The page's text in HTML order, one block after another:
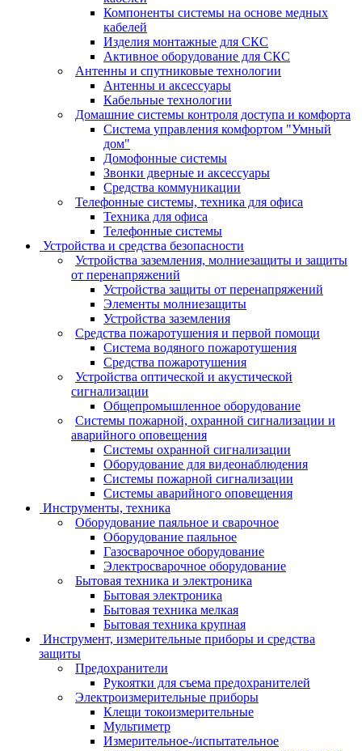
Компоненты системы на основе медных
кабелей
Изделия монтажные для СКС
Активное оборудование для СКС
Антенны и спутниковые технологии
Антенны и аксессуары
Кабельные технологии
Домашние системы контроля доступа и комфорта
Система управления комфортом "Умный
дом"
Домофонные системы
Звонки дверные и аксессуары
Средства коммуникации
Телефонные системы, техника для офиса
Техника для офиса
Телефонные системы
Устройства и средства безопасности
Устройства заземления, молниезащиты и защиты
от перенапряжений
Устройства защиты от перенапряжений
Элементы молниезащиты
Устройства заземления
Средства пожаротушения и первой помощи
Система водяного пожаротушения
Средства пожаротушения
Устройства оптической и акустической
сигнализации
Общепромышленное оборудование
Системы пожарной, охранной сигнализации и
аварийного оповещения
Системы охранной сигнализации
Оборудование для видеонаблюдения
Системы пожарной сигнализации
Системы аварийного оповещения
Инструменты, техника
Оборудование паяльное и сварочное
Оборудование паяльное
Газосварочное оборудование
Электросварочное оборудование
Бытовая техника и электроника
Бытовая электроника
Бытовая техника мелкая
Бытовая техника крупная
Инструмент, измерительные приборы и средства
защиты
Предохранители
Рукоятки для съема предохранителей
Электроизмерительные приборы
Клещи токоизмерительные
Мультиметр
Измерительное-/испытательное